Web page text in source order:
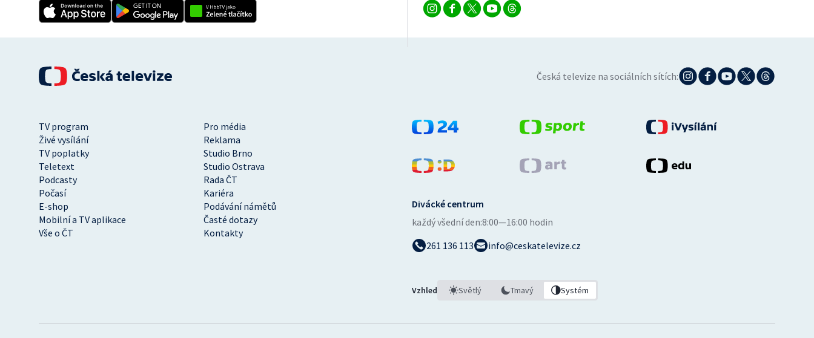
Česká televize na sociálních sítích:
TV program
Pro média
Živé vysílání
Reklama
TV poplatky
Studio Brno
Teletext
Studio Ostrava
Podcasty
Rada ČT
Počasí
Kariéra
E-shop
Podávání námětů
Mobilní a TV aplikace
Časté dotazy
Vše o ČT
Kontakty
Divácké centrum
každý všední den:8:00—16:00 hodin
261 136 113
info@ceskatelevize.cz
Vzhled Světlý Tmavý Systém